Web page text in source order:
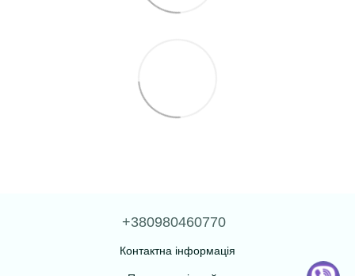
+380980460770
Контактна інформація